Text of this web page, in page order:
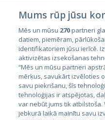
Страны
Эстония
Латвия
Литва
Mums rūp jūsu
Mēs un mūsu 270partneri
datiem, piemēram,
identifikatoriem jūsu ierīcē.
aktivizētas izsekošanas
“Mēs un mūsu partneri
mērķus, savukārt izvēloties
savu piekrišanu, šīs
tehnoloģijas ir atspējotas,
var nebūt jums tik
jebkurā laikā mainītu savu